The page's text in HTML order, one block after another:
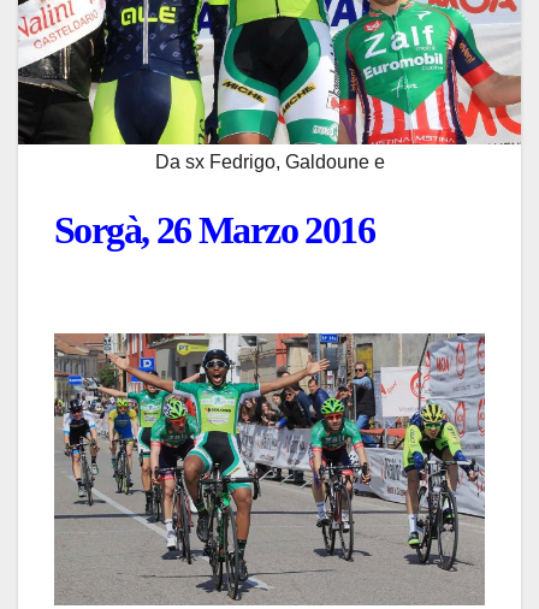
Da sx Fedrigo, Galdoune e
Sorgà, 26 Marzo 2016